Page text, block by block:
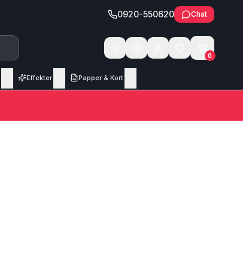
0920-550620 Chat
Växla tema 0
Effekter Papper & Kort